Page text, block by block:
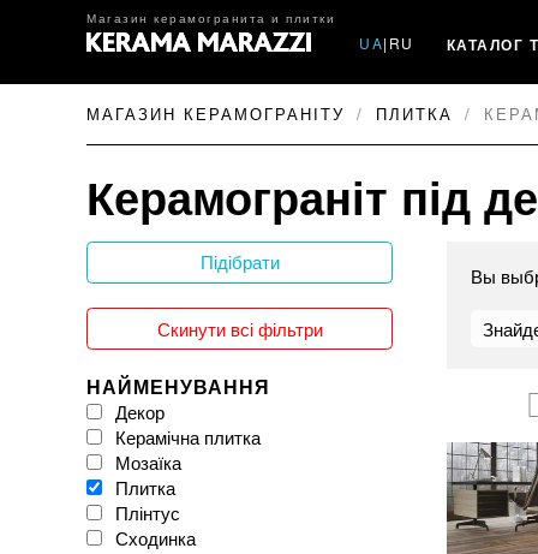
Магазин керамогранита и плитки
UA| RU КАТАЛОГ
МАГАЗИН КЕРАМОГРАНІТУ ПЛИТКА
Керамограніт під
Вы
Підібрати
Скинути всі фільтри
НАЙМЕНУВАННЯ
Декор
Керамічна плитка
Мозаїка
Плитка
Плінтус
Сходинка